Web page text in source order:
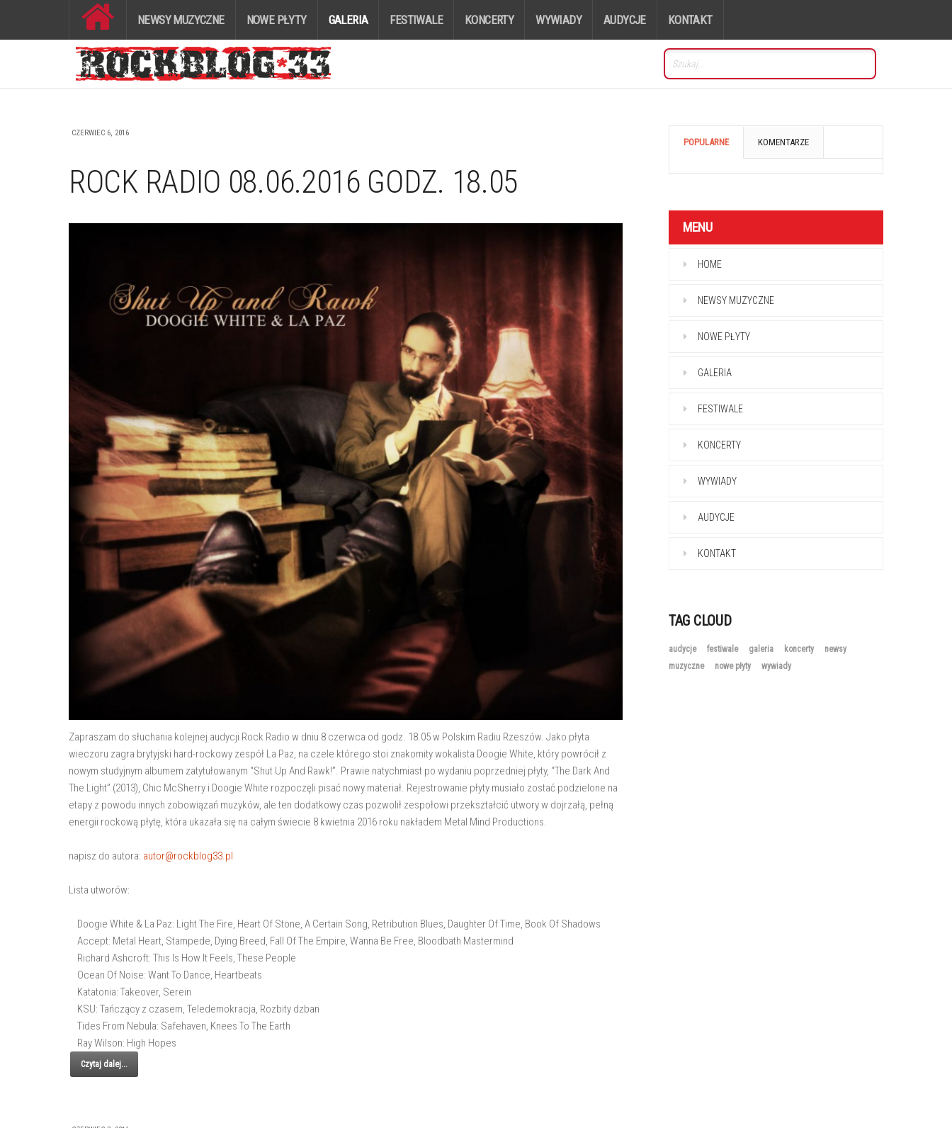
NEWSY MUZYCZNE NOWE PŁYTY GALERIA FESTIWALE KONCERTY WYWIADY AUDYCJE KONTAKT
CZERWIEC 6, 2016
ROCK RADIO 08.06.2016 GODZ. 18.05
Zapraszam do słuchania kolejnej audycji Rock Radio w dniu 8 czerwca od godz. 18.05 w Polskim Radiu Rzeszów. Jako płyta
wieczoru zagra brytyjski hard-rockowy zespół La Paz, na czele którego stoi znakomity wokalista Doogie White, który powrócił z
nowym studyjnym albumem zatytułowanym “Shut Up And Rawk!”. Prawie natychmiast po wydaniu poprzedniej płyty, “The Dark And
The Light” (2013), Chic McSherry i Doogie White rozpoczęli pisać nowy materiał. Rejestrowanie płyty musiało zostać podzielone na
etapy z powodu innych zobowiązań muzyków, ale ten dodatkowy czas pozwolił zespołowi przekształcić utwory w dojrzałą, pełną
energii rockową płytę, która ukazała się na całym świecie 8 kwietnia 2016 roku nakładem Metal Mind Productions.
napisz do autora: autor@rockblog33.pl
Lista utworów:
Doogie White & La Paz: Light The Fire, Heart Of Stone, A Certain Song, Retribution Blues, Daughter Of Time, Book Of Shadows
Accept: Metal Heart, Stampede, Dying Breed, Fall Of The Empire, Wanna Be Free, Bloodbath Mastermind
Richard Ashcroft: This Is How It Feels, These People
Ocean Of Noise: Want To Dance, Heartbeats
Katatonia: Takeover, Serein
KSU: Tańczący z czasem, Teledemokracja, Rozbity dzban
Tides From Nebula: Safehaven, Knees To The Earth
Ray Wilson: High Hopes
Czytaj dalej...
POPULARNE KOMENTARZE
MENU
HOME
NEWSY MUZYCZNE
NOWE PŁYTY
GALERIA
FESTIWALE
KONCERTY
WYWIADY
AUDYCJE
KONTAKT
TAG CLOUD
audycje festiwale galeria koncerty
newsy
muzyczne
nowe płyty wywiady